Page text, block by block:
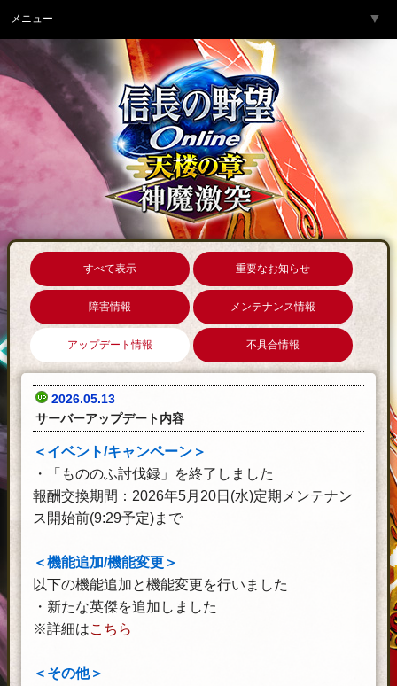
メニュー ▼
トップページ
ゲーム紹介
サービス
コミュニティ
ネットカフェ ▼
すべて表示 重要なお知らせ
障害情報 メンテナンス情報
アップデート情報 不具合情報
2026.05.13
サーバーアップデート内容
＜イベント/キャンペーン＞
・「もののふ討伐録」を終了しました
報酬交換期間：2026年5月20日(水)定期メンテナン
ス開始前(9:29予定)まで
＜機能追加/機能変更＞
以下の機能追加と機能変更を行いました
・新たな英傑を追加しました
※詳細はこちら
＜その他＞